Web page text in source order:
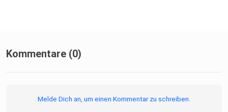
Kommentare (0)
Melde Dich an, um einen Kommentar zu schreiben.